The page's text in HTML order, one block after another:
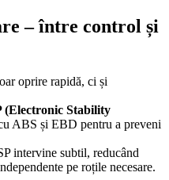
– între control și
oprire rapidă, ci și
(Electronic Stability
ABS și EBD pentru a preveni
intervine subtil, reducând
pe roțile necesare.